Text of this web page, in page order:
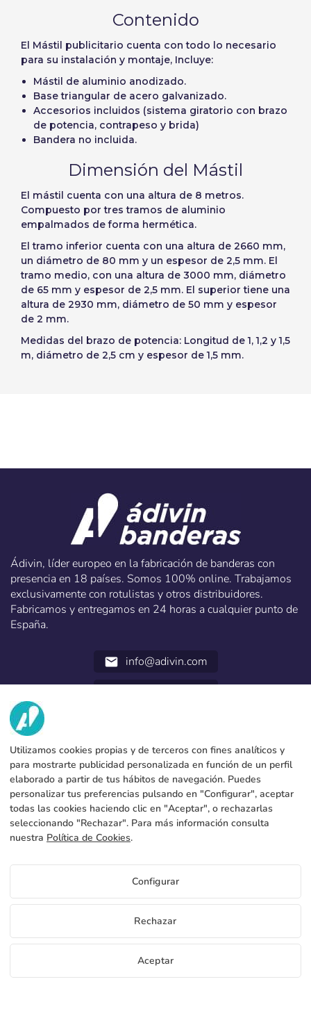
Recuperar contraseña
Crear cuenta
Norway
Contenido
El Mástil publicitario cuenta con todo lo necesario
para su instalación y montaje, Incluye:
Mástil de aluminio anodizado.
Base triangular de acero galvanizado.
Accesorios incluidos (sistema giratorio con brazo
de potencia, contrapeso y brida)
Bandera no incluida.
Dimensión del Mástil
El mástil cuenta con una altura de 8 metros.
Compuesto por tres tramos de aluminio
empalmados de forma hermética.
El tramo inferior cuenta con una altura de 2660 mm,
un diámetro de 80 mm y un espesor de 2,5 mm. El
tramo medio, con una altura de 3000 mm, diámetro
de 65 mm y espesor de 2,5 mm. El superior tiene una
altura de 2930 mm, diámetro de 50 mm y espesor
de 2 mm.
Medidas del brazo de potencia: Longitud de 1, 1,2 y 1,5
m, diámetro de 2,5 cm y espesor de 1,5 mm.
Ádivin, líder europeo en la fabricación de banderas con
presencia en 18 países. Somos 100% online. Trabajamos
exclusivamente con rotulistas y otros distribuidores.
Fabricamos y entregamos en 24 horas a cualquier punto de
España.
email info@adivin.com
NOSOTROS
Fábrica
Contacto
Blog
SERVICIOS
Formas de pago
Produccion y envio
FAQs
DATOS LEGALES
Aviso legal
Condiciones generales de contratación
Politica de cookies
Política de privacidad
ES
C/ Generación 46-48 P.I. La Huertecilla 29196 Málaga España | S.A CIF
A93349777
Utilizamos cookies propias y de terceros con fines analíticos y
para mostrarte publicidad personalizada en función de un perfil
elaborado a partir de tus hábitos de navegación. Puedes
personalizar tus preferencias pulsando en "Configurar", aceptar
todas las cookies haciendo clic en "Aceptar", o rechazarlas
seleccionando "Rechazar". Para más información consulta
nuestra Política de Cookies.
Configurar
Rechazar
Aceptar